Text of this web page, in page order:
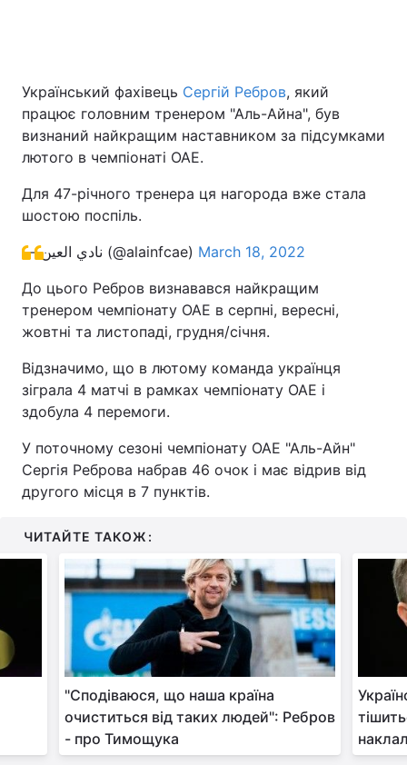
Український фахівець Сергій Ребров, який
працює головним тренером "Аль-Айна", був
визнаний найкращим наставником за підсумками
лютого в чемпіонаті ОАЕ.
Для 47-річного тренера ця нагорода вже стала
шостою поспіль.
— نادي العين (@alainfcae) March 18, 2022
До цього Ребров визнавався найкращим
тренером чемпіонату ОАЕ в серпні, вересні,
жовтні та листопаді, грудня/січня.
Відзначимо, що в лютому команда українця
зіграла 4 матчі в рамках чемпіонату ОАЕ і
здобула 4 перемоги.
У поточному сезоні чемпіонату ОАЕ "Аль-Айн"
Сергія Реброва набрав 46 очок і має відрив від
другого місця в 7 пунктів.
ЧИТАЙТЕ ТАКОЖ:
"Сподіваюся, що наша країна
очиститься від таких людей": Ребров
- про Тимощука